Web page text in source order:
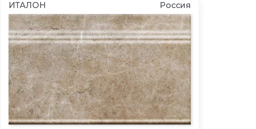
ИТАЛОН Россия